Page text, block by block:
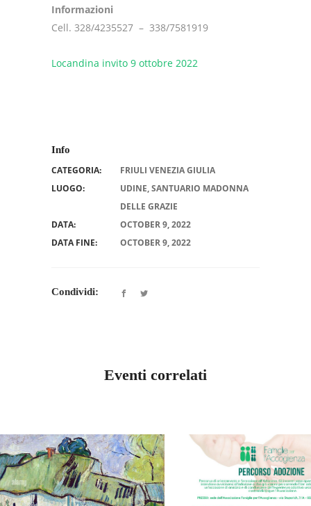
Informazioni
Cell. 328/4235527 – 338/7581919
Locandina invito 9 ottobre 2022
Info
CATEGORIA:
FRIULI VENEZIA GIULIA
LUOGO:
UDINE, SANTUARIO MADONNA
DELLE GRAZIE
DATA:
OCTOBER 9, 2022
DATA FINE:
OCTOBER 9, 2022
Condividi:
Eventi correlati
FRIULI VENEZIA GIULIA